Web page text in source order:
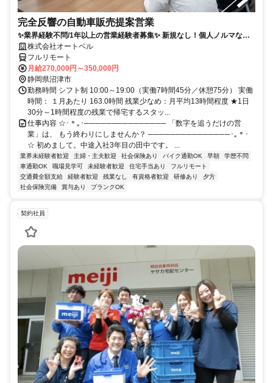
完全反響の自動車販売提案営業
✨業界経験不問/1年以上の営業経験者募集✨ 新規なし！個人ノルマな
し！残業も少なめでプライベートとの両立◎
株式会社オートベル
フルリモート
月給270,000円～350,000円
静岡県沼津市
勤務時間 シフト制 10:00～19:00（実働7時間45分／休憩75分） 実働
時間： １月あたり 163.0時間 残業少なめ：月平均13時間程度 ★1日
30分～1時間程度の残業で帰宅するスタッ...
仕事内容 ☆･＊｡･─────────────── 「数字を追うだけの営
業」は、 もう終わりにしませんか？ ───────────────･｡＊･
☆ 初めまして。中途入社3年目の田中です。 ...
業界未経験者歓迎 主婦・主夫歓迎 社会保険あり バイク通勤OK 早朝
学歴不問
車通勤OK
職場見学可 未経験者歓迎 住宅手当あり
フルリモート
交通費全額支給
経験者歓迎 残業なし 有資格者歓迎 研修あり
夕方
社会保険完備
賞与あり ブランクOK
契約社員